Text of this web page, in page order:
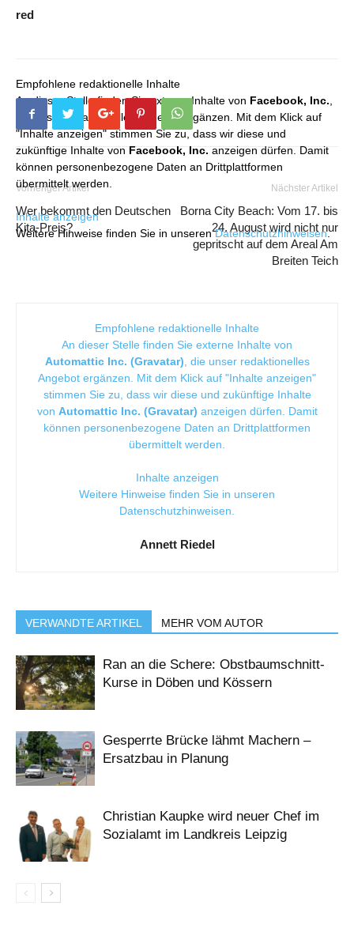
red
Empfohlene redaktionelle Inhalte
An dieser Stelle finden Sie externe Inhalte von Facebook, Inc.
die unser redaktionelles Angebot ergänzen. Mit dem Klick auf
"Inhalte anzeigen" stimmen Sie zu, dass wir diese und
zukünftige Inhalte von Facebook, Inc. anzeigen dürfen. Damit
können personenbezogene Daten an Drittplattformen
übermittelt werden.
Inhalte anzeigen
Weitere Hinweise finden Sie in unserenDatenschutzhinweisen.
Vorheriger Artikel
Wer bekommt den Deutschen
Kita-Preis?
Nächster Artikel
Borna City Beach: Vom 17. bis
24. August wird nicht nur
gepritscht auf dem Areal Am
Breiten Teich
Empfohlene redaktionelle Inhalte
An dieser Stelle finden Sie externe Inhalte von
Automattic Inc. (Gravatar) , die unser redaktionelles
Angebot ergänzen. Mit dem Klick auf "Inhalte anzeigen"
stimmen Sie zu, dass wir diese und zukünftige Inhalte
von Automattic Inc. (Gravatar) anzeigen dürfen. Damit
können personenbezogene Daten an Drittplattformen
übermittelt werden.
Inhalte anzeigen
Weitere Hinweise finden Sie in unseren
Datenschutzhinweisen
Annett Riedel
VERWANDTE ARTIKEL MEHR VOM AUTOR
Ran an die Schere: Obstbaumschnitt-
Kurse in Döben und Kössern
Gesperrte Brücke lähmt Machern –
Ersatzbau in Planung
Christian Kaupke wird neuer Chef im
Sozialamt im Landkreis Leipzig